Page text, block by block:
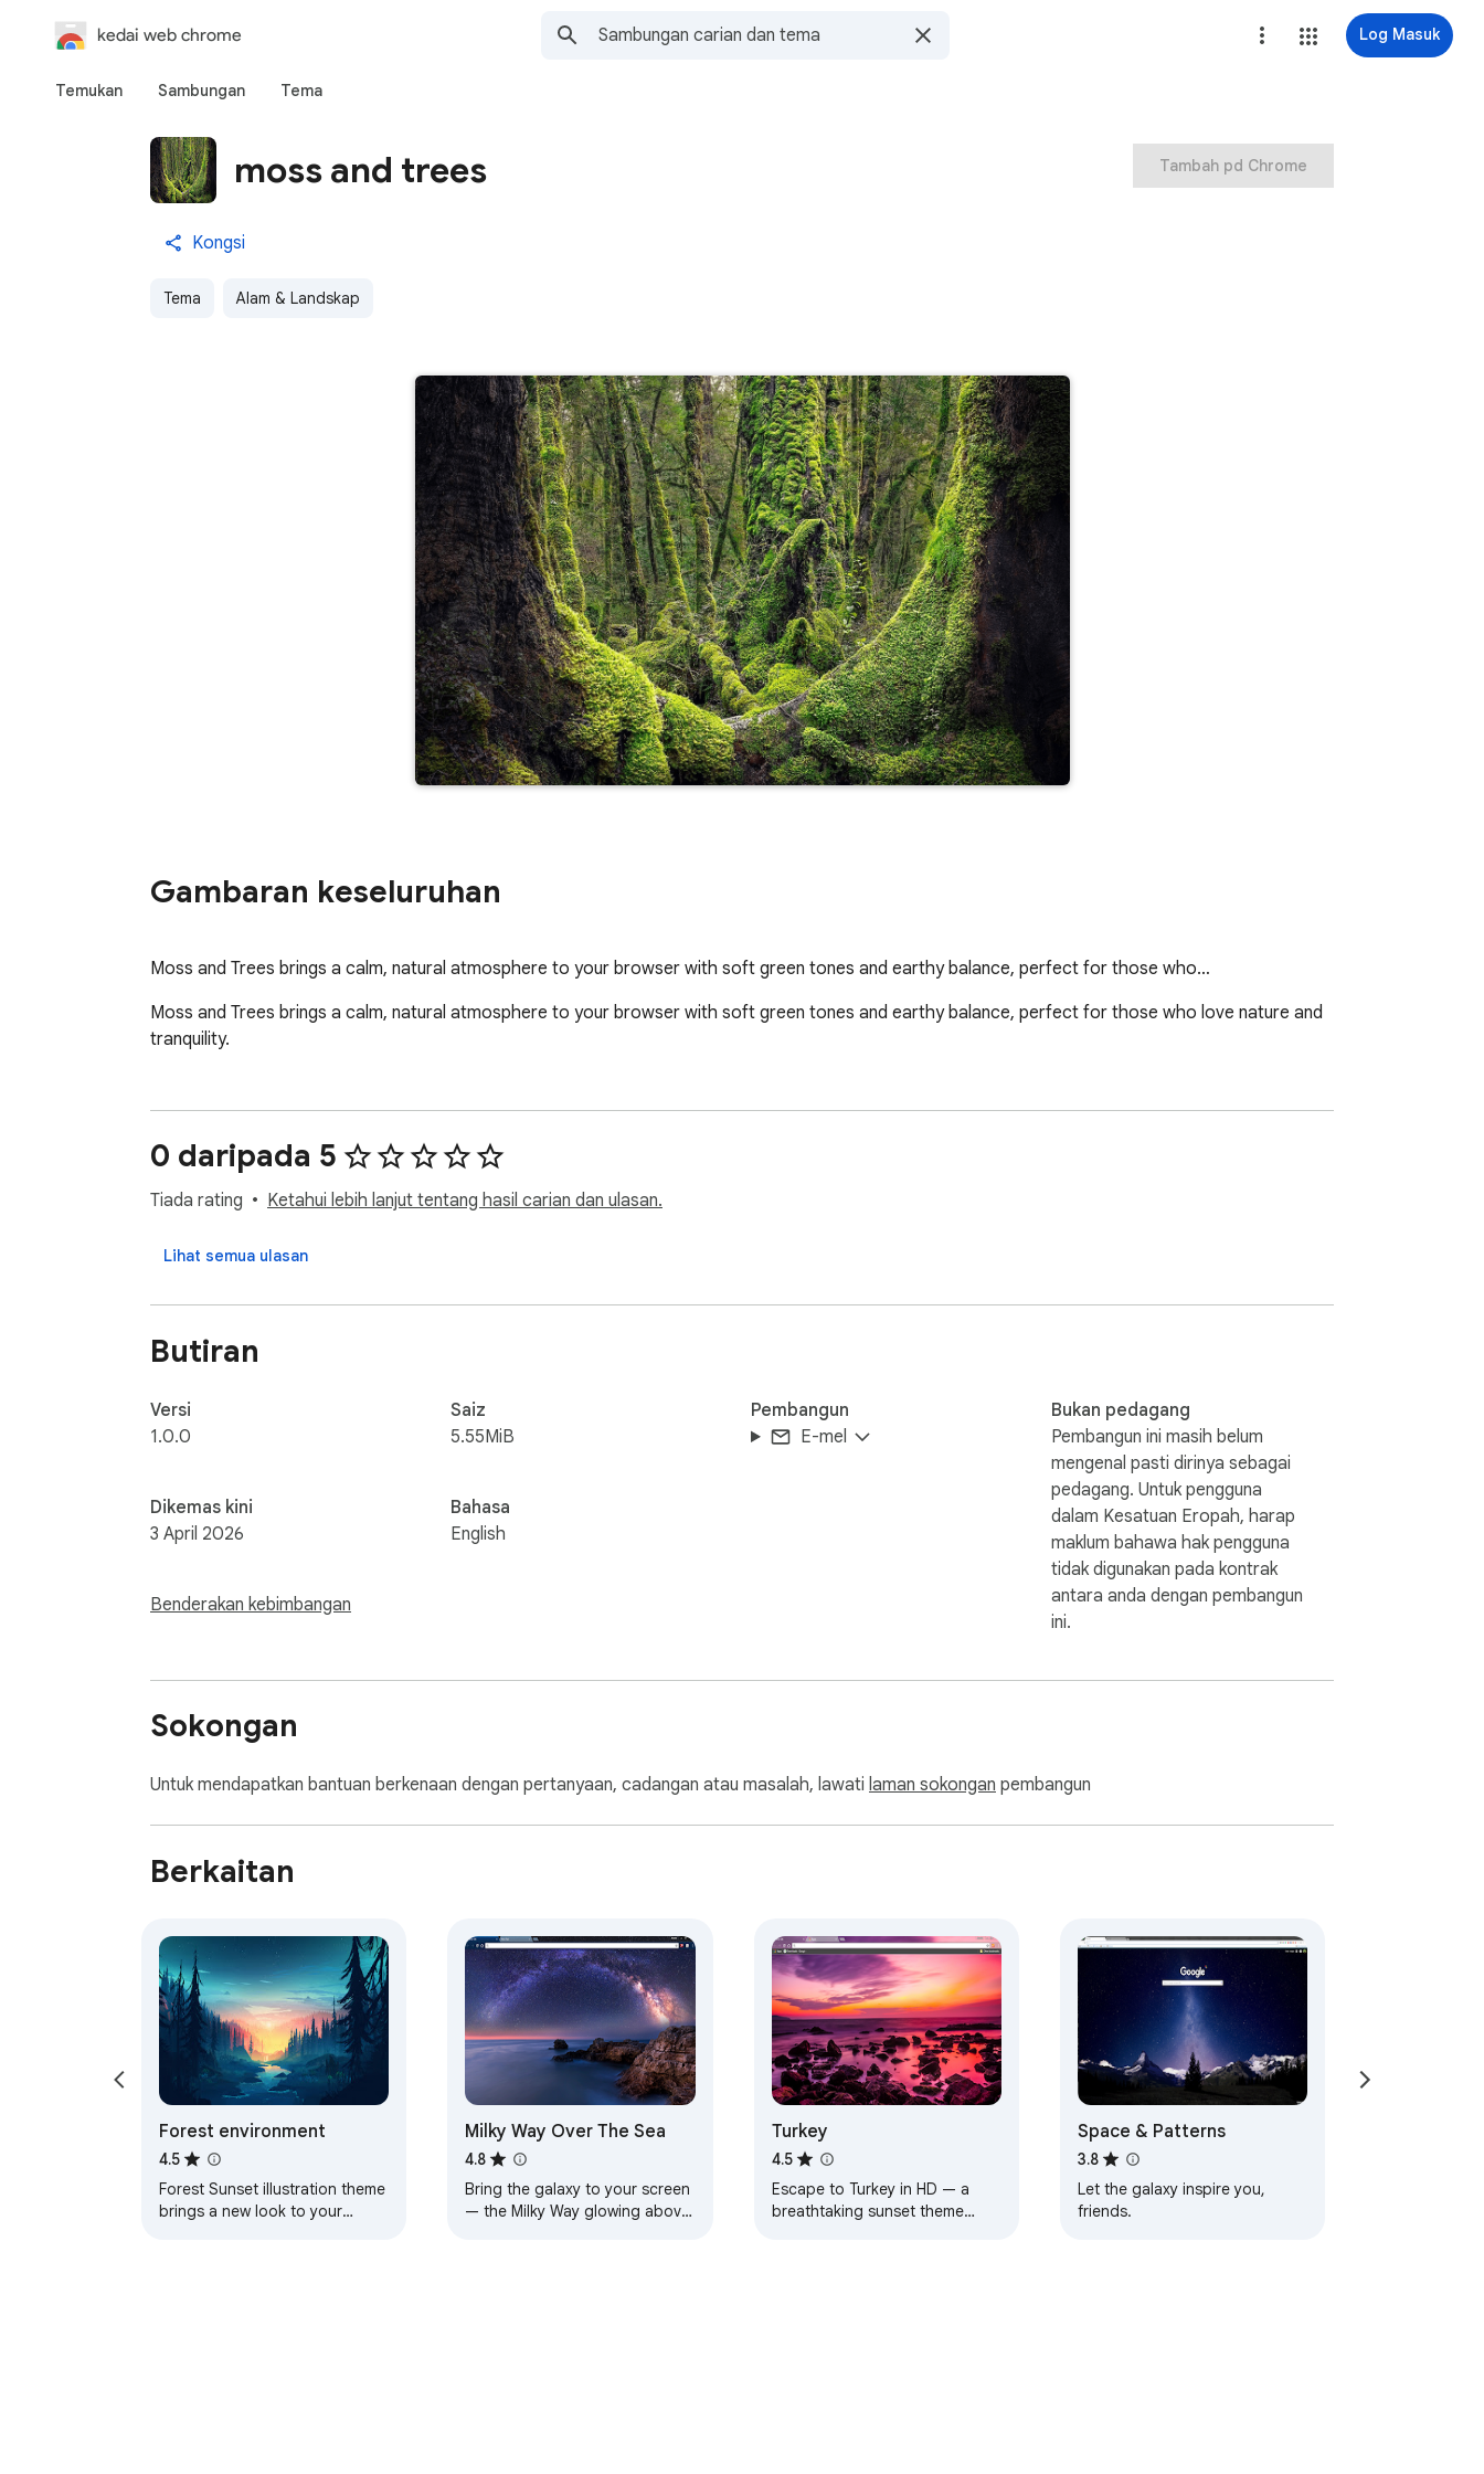
kedai web chrome Log Masuk
Temukan Sambungan Tema
moss and trees
Kongsi
Tema Alam & Landskap
Tambah pd Chrome
Gambaran keseluruhan
Moss and Trees brings a calm, natural atmosphere to your browser with soft green tones and earthy balance, perfect for those who…
Moss and Trees brings a calm, natural atmosphere to your browser with soft green tones and earthy balance, perfect for those who love nature and
tranquility.
0 daripada 5
Tiada rating Ketahui lebih lanjut tentang hasil carian dan ulasan.
Lihat semua ulasan
Butiran
Versi
1.0.0
Dikemas kini
3 April 2026
Benderakan kebimbangan
Saiz
5.55MiB
Bahasa
English
Pembangun
E-mel
Bukan pedagang
Pembangun ini masih belum
mengenal pasti dirinya sebagai
pedagang. Untuk pengguna
dalam Kesatuan Eropah, harap
maklum bahawa hak pengguna
tidak digunakan pada kontrak
antara anda dengan pembangun
ini.
Sokongan
Untuk mendapatkan bantuan berkenaan dengan pertanyaan, cadangan atau masalah, lawati laman sokongan pembangun
Berkaitan
Forest environment
4.5
Forest Sunset illustration theme
brings a new look to your
Milky Way Over The Sea
4.8
Bring the galaxy to your screen
— the Milky Way glowing above
Turkey
4.5
Escape to Turkey in HD — a
breathtaking sunset theme
Space & Patterns
3.8
Let the galaxy inspire you,
friends.